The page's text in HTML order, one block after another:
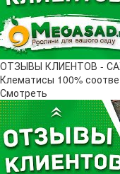
ОТЗЫВЫ КЛИЕНТОВ -
Клематисы 100%
Смотреть